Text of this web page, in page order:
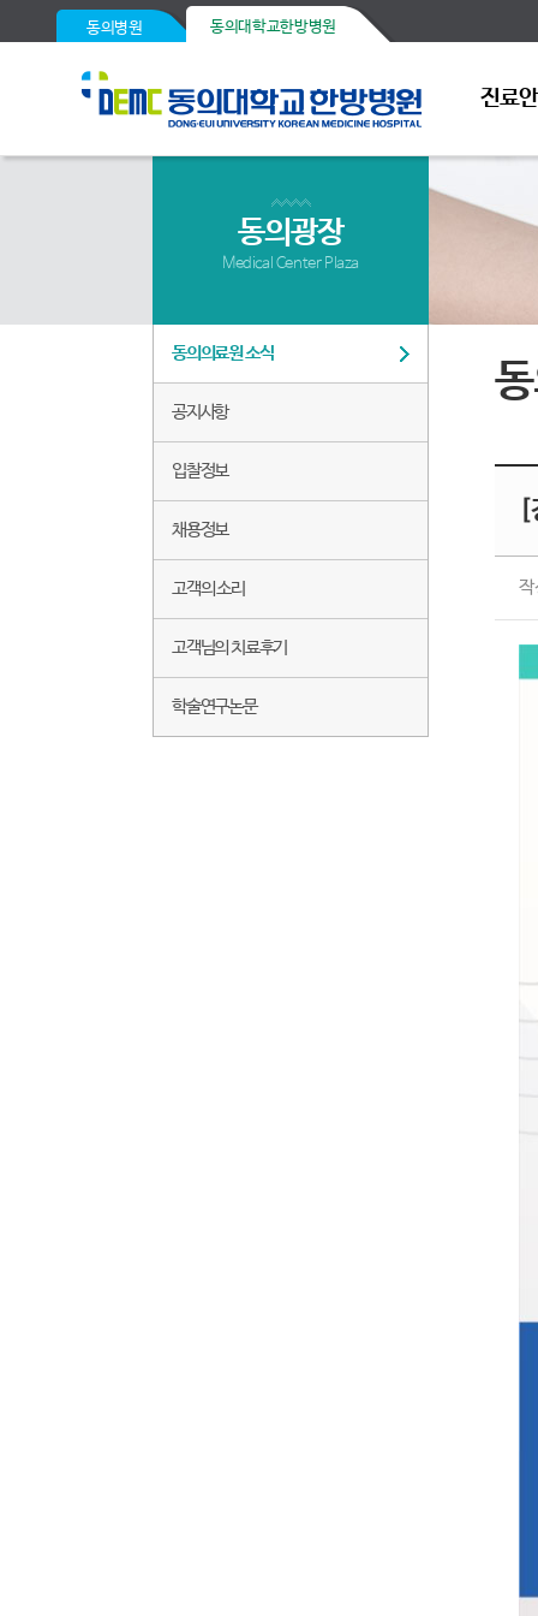
동의병원 동의대학교한방병원
진료
동의광장
Medical Center Plaza
동의의료원 소식
공지사항
입찰정보
채용정보
고객의 소리
고객님의 치료후기
학술연구논문
작